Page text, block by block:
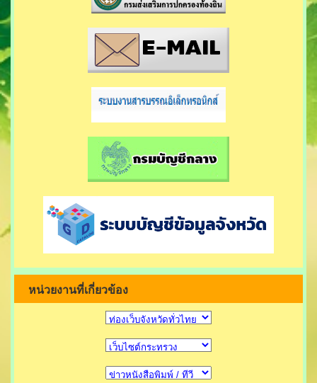
หน่วยงานที่เกี่ยวข้อง